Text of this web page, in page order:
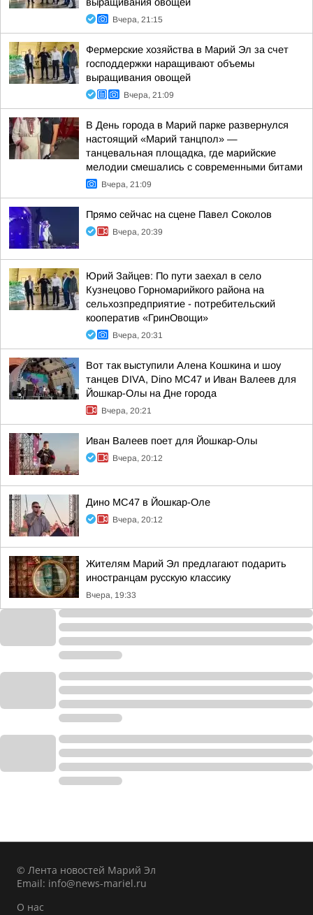
Вчера, 21:15
Фермерские хозяйства в Марий Эл за счет
господдержки наращивают объемы
выращивания овощей
Вчера, 21:09
В День города в Марий парке развернулся
настоящий «Марий танцпол» —
танцевальная площадка, где марийские
мелодии смешались с современными битами
Вчера, 21:09
Прямо сейчас на сцене Павел Соколов
Вчера, 20:39
Юрий Зайцев: По пути заехал в село
Кузнецово Горномарийкого района на
сельхозпредприятие - потребительский
кооператив «ГринОвощи»
Вчера, 20:31
Вот так выступили Алена Кошкина и шоу
танцев DIVA, Dino MC47 и Иван Валеев для
Йошкар-Олы на Дне города
Вчера, 20:21
Иван Валеев поет для Йошкар-Олы
Вчера, 20:12
Дино МС47 в Йошкар-Оле
Вчера, 20:12
Жителям Марий Эл предлагают подарить
иностранцам русскую классику
Вчера, 19:33
© Лента новостей Марий Эл
Email: info@news-mariel.ru
О нас